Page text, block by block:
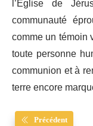
communauté
comme un
toute personne
communion et à
terre encore
Précédent